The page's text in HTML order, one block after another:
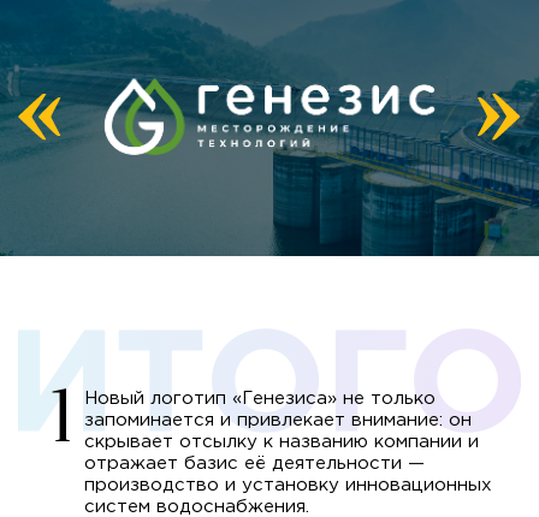
Новый логотип «Генезиса» не только
запоминается и привлекает внимание: он
скрывает отсылку к названию компании и
отражает базис её деятельности —
производство и установку инновационных
систем водоснабжения.